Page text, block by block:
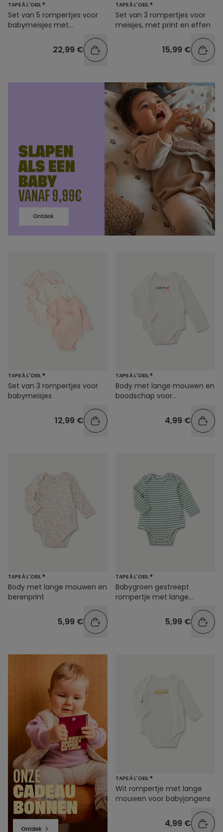
TAPE À L'OEIL ®
Set van 5 rompertjes voor
babymeisjes met
22,99 €
TAPE À L'OEIL ®
Set van 3 rompertjes voor
meisjes, met print en effen
15,99 €
TAPE À L'OEIL ®
Set van 3 rompertjes voor
babymeisjes
12,99 €
TAPE À L'OEIL ®
Body met lange mouwen en
boodschap voor
4,99 €
TAPE À L'OEIL ®
Body met lange mouwen en
berenprint
5,99 €
TAPE À L'OEIL ®
Babygroen gestreept
rompertje met lange
5,99 €
TAPE À L'OEIL ®
Wit rompertje met lange
mouwen voor babyjongens
4,99 €